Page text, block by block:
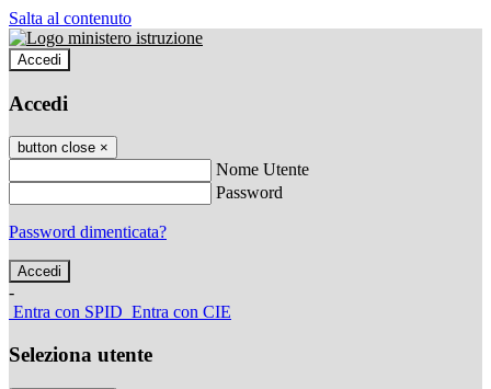
Salta al contenuto
Accedi
Accedi
button close ×
Nome Utente
Password
Password dimenticata?
-
Entra con SPID Entra con CIE
Seleziona utente